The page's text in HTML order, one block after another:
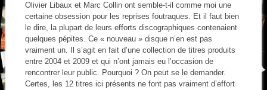
Olivier Libaux et Marc Collin ont semble-t-il comme moi une
certaine obsession pour les reprises foutraques. Et il faut bien
le dire, la plupart de leurs efforts discographiques contenaient
quelques pépites. Ce « nouveau » disque n’en est pas
vraiment un. Il s’agit en fait d’une collection de titres produits
entre 2004 et 2009 et qui n’ont jamais eu l’occasion de
rencontrer leur public. Pourquoi ? On peut se le demander.
Certes, les 12 titres ici présents ne font pas vraiment d’effort